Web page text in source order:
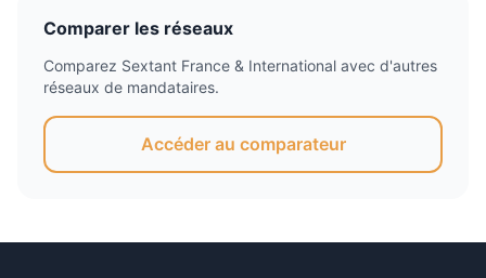
Comparer les réseaux
Comparez Sextant France & International avec d'autres
réseaux de mandataires.
Accéder au comparateur